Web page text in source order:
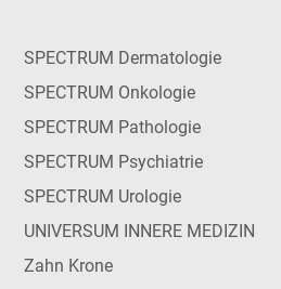
SPECTRUM Dermatologie
SPECTRUM Onkologie
SPECTRUM Pathologie
SPECTRUM Psychiatrie
SPECTRUM Urologie
UNIVERSUM INNERE MEDIZIN
Zahn Krone